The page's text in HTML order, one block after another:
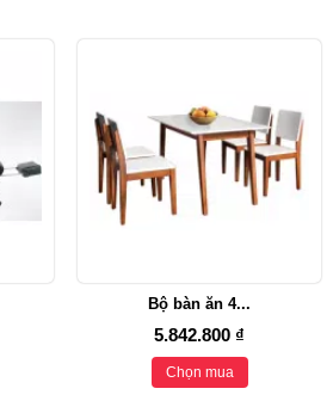
Bộ bàn ăn 4...
5.842.800 ₫
Chọn mua